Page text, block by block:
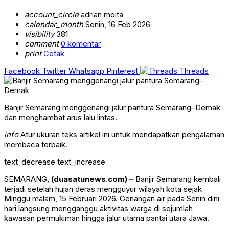
account_circleadrian moita
calendar_monthSenin, 16 Feb 2026
visibility381
comment 0 komentar
print Cetak
Facebook Twitter Whatsapp Pinterest Threads
Banjir Semarang menggenangi jalur pantura Semarang–Demak
dan menghambat arus lalu lintas.
infoAtur ukuran teks artikel ini untuk mendapatkan pengalaman
membaca terbaik.
text_decrease text_increase
SEMARANG, (duasatunews.com) – Banjir Semarang kembali
terjadi setelah hujan deras mengguyur wilayah kota sejak
Minggu malam, 15 Februari 2026. Genangan air pada Senin dini
hari langsung mengganggu aktivitas warga di sejumlah
kawasan permukiman hingga jalur utama pantai utara Jawa.